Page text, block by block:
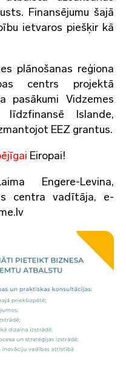
Finansējumu šajā
ietvaros piešķir kā
plānošanas reģiona
centrs projektā
pasākumi Vidzemes
līdzfinansē Islande,
EEZ grantus.
Eiropai!
Engere-Levina,
centra vadītāja, e-